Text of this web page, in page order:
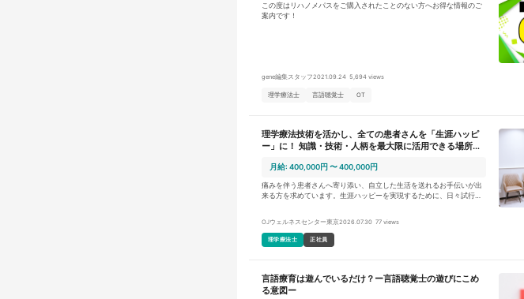
この度はリハノメパスをご購入されたことのない方へお得な情報のご
案内です！
gene編集スタッフ2021.09.24 5,694 views
理学療法士 言語聴覚士 OT
理学療法技術を活かし、全ての患者さんを「生涯ハッピ
ー」に！ 知識・技術・人柄を最大限に活用できる場所で
月給: 400,000円 〜 400,000円
痛みを伴う患者さんへ寄り添い、自立した生活を送れるお手伝いが出
来る方を求めています。生涯ハッピーを実現するために、日々試行錯
い 理学療法士としての役割は、単に運動療法を行うという事ではな
く、全身を見ていく立場で患者さんに向き合って頂きます。自身の技
術や専門知識のみに偏るのではなく、他部門との連携を図りながら一
るか」という視点を持って、柔軟に対応して頂けるような方を望んで
います。本気で取り組み、改善率を上げていけるような方を募集して
OJウェルネスセンター東京2026.07.30 77 views
理学療法士 正社員
言語療育は遊んでいるだけ？ー言語聴覚士の遊びにこめ
る意図ー